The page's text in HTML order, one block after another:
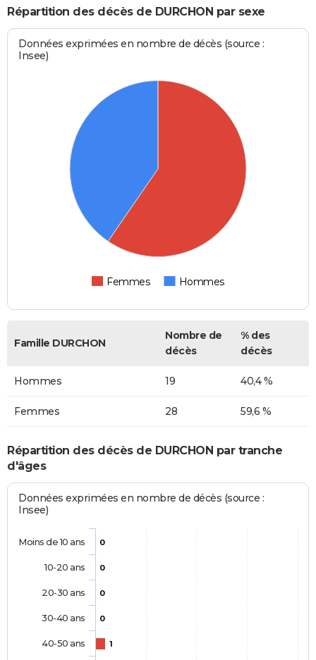
Répartition des décès de DURCHON par sexe
Données exprimées en nombre de décès (source :
Insee)
Femmes Hommes
Famille DURCHON
Nombre de
décès
% des
décès
Hommes 19 40,4 %
Femmes 28 59,6 %
Répartition des décès de DURCHON par tranche
d'âges
Données exprimées en nombre de décès (source :
Insee)
0
0
0
0
1
Moins de 10 ans
10-20 ans
20-30 ans
30-40 ans
40-50 ans